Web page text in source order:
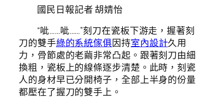
國民日報記者 胡婧怡
“呲……呲……”刻刀在瓷板下游走，握著刻
刀的雙手綠的系統傢俱因持室內設計久用
力，骨節處的老繭非常凸起。跟著刻刀由細
換粗，瓷板上的線條逐步清楚。此時，刻瓷
人的身材早已分開椅子，全部上半身的份量
都壓在了握刀的雙手上。